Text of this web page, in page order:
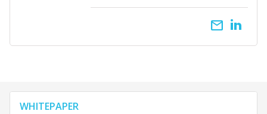
email
WHITEPAPER